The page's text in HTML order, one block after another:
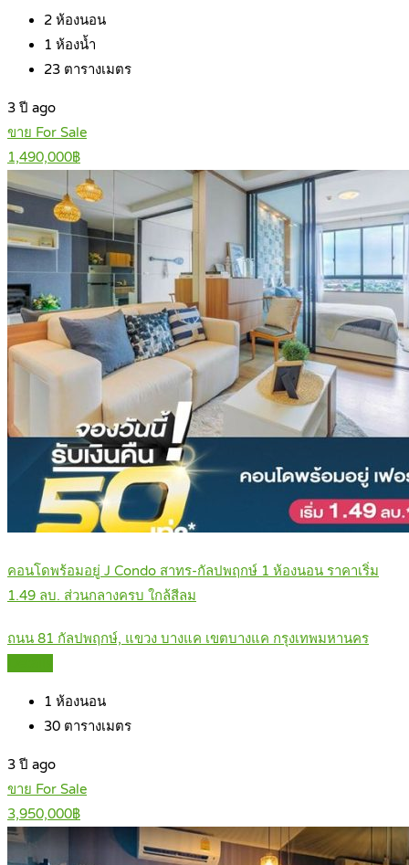
2 ห้องนอน
1 ห้องน้ำ
23 ตารางเมตร
3 ปี ago
ขาย For Sale
1,490,000฿
คอนโดพร้อมอยู่ J Condo สาทร-กัลปพฤกษ์ 1 ห้องนอน ราคาเริ่ม
1.49 ลบ. ส่วนกลางครบ ใกล้สีลม
ถนน 81 กัลปพฤกษ์, แขวง บางแค เขตบางแค กรุงเทพมหานคร
1 ห้องนอน
30 ตารางเมตร
3 ปี ago
ขาย For Sale
3,950,000฿